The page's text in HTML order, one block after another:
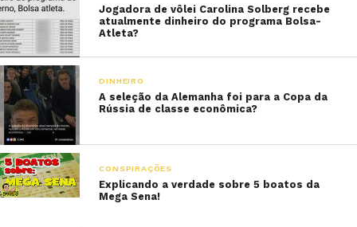
Jogadora de vôlei Carolina Solberg recebe
atualmente dinheiro do programa Bolsa-
Atleta?
DINHEIRO
A seleção da Alemanha foi para a Copa da
Rússia de classe econômica?
CONSPIRAÇÕES
Explicando a verdade sobre 5 boatos da
Mega Sena!